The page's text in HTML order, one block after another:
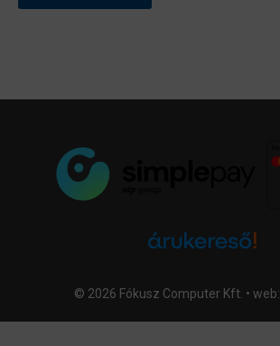
© 2026 Fókusz Computer Kft. • web: